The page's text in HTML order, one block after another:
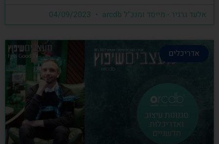
אלעד גרגיר - מייסד ומנכ"ל arcdb
אדריכלים